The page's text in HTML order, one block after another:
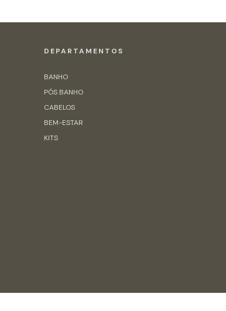
DEPARTAMENTOS
BANHO
PÓS BANHO
CABELOS
BEM-ESTAR
KITS